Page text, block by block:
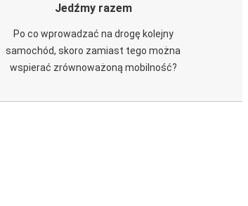
Jedźmy razem
Po co wprowadzać na drogę kolejny
samochód, skoro zamiast tego można
wspierać zrównoważoną mobilność?